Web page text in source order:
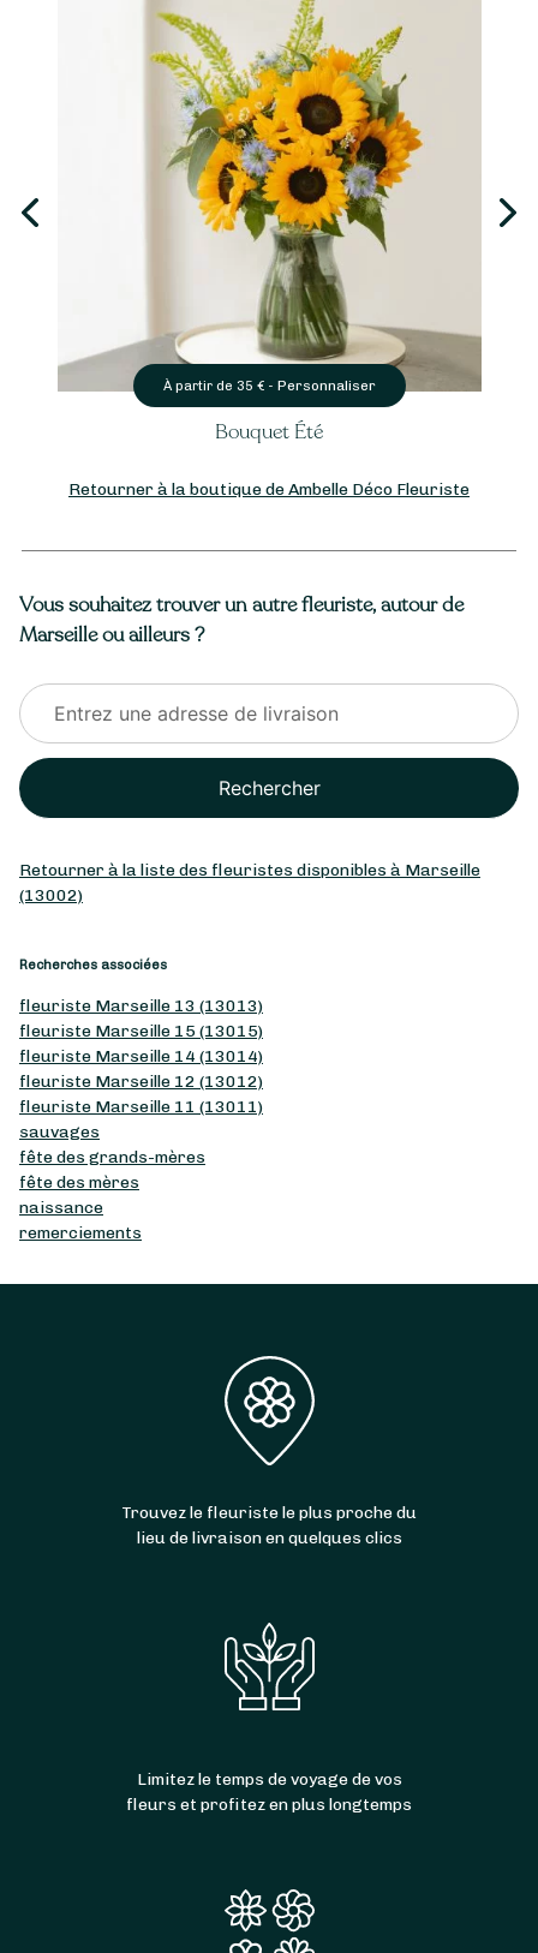
À partir de 35 € - Personnaliser
Bouquet Été
Retourner à la boutique de Ambelle Déco Fleuriste
Vous souhaitez trouver un autre fleuriste, autour de
Marseille ou ailleurs ?
Rechercher
Retourner à la liste des fleuristes disponibles à Marseille
(13002)
Recherches associées
fleuriste Marseille 13 (13013)
fleuriste Marseille 15 (13015)
fleuriste Marseille 14 (13014)
fleuriste Marseille 12 (13012)
fleuriste Marseille 11 (13011)
sauvages
fête des grands-mères
fête des mères
naissance
remerciements
Trouvez le fleuriste le plus proche du
lieu de livraison en quelques clics
Limitez le temps de voyage de vos
fleurs et profitez en plus longtemps